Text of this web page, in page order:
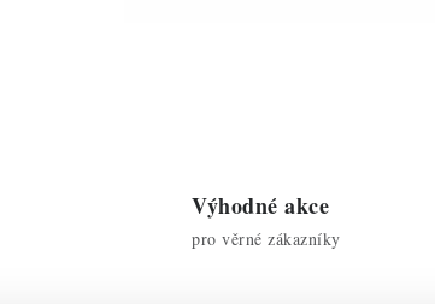
Výhodné akce
pro věrné zákazníky